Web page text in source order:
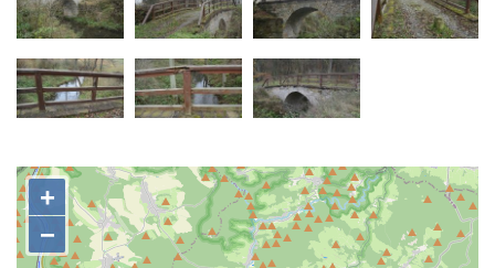
Kamenný zámecký most přes Ploučnici v
Mimoni
Kamenný most přes Radbuzu v Dobřanech
Kamenný most přes Ploučnici v Horní Polici
u Jablonce nad Nisou
Kamenný most přes Bílinu ve Lbíně
Černý most (a akvadukt) přes železniční